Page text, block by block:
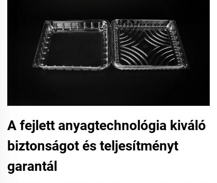
A fejlett anyagtechnológia kiváló
biztonságot és teljesítményt
garantál